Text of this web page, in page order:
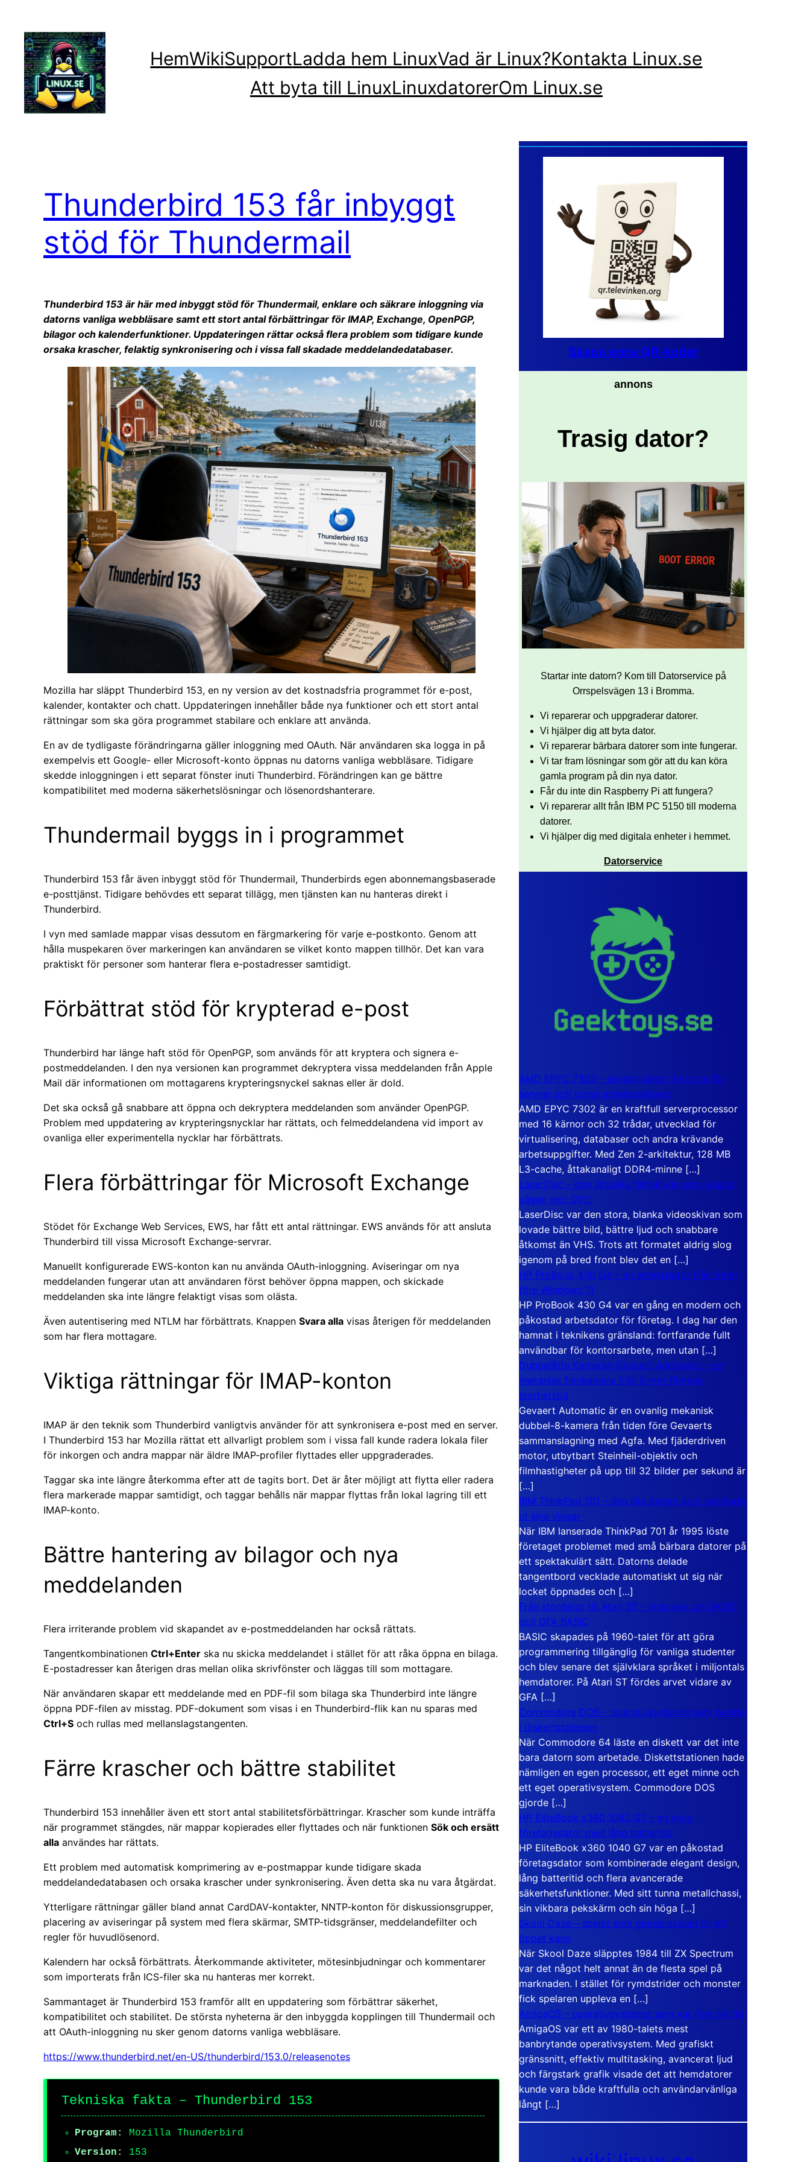
innehåll
HemWikiSupportLadda hem LinuxVad är Linux?Kontakta Linux.se
Att byta till LinuxLinuxdatorerOm Linux.se
Thunderbird 153 får inbyggt
stöd för Thundermail
Thunderbird 153 är här med inbyggt stöd för Thundermail, enklare och säkrare inloggning via
datorns vanliga webbläsare samt ett stort antal förbättringar för IMAP, Exchange, OpenPGP,
bilagor och kalenderfunktioner. Uppdateringen rättar också flera problem som tidigare kunde
orsaka krascher, felaktig synkronisering och i vissa fall skadade meddelandedatabaser.
Mozilla har släppt Thunderbird 153, en ny version av det kostnadsfria programmet för e-post,
kalender, kontakter och chatt. Uppdateringen innehåller både nya funktioner och ett stort antal
rättningar som ska göra programmet stabilare och enklare att använda.
En av de tydligaste förändringarna gäller inloggning med OAuth. När användaren ska logga in på
exempelvis ett Google- eller Microsoft-konto öppnas nu datorns vanliga webbläsare. Tidigare
skedde inloggningen i ett separat fönster inuti Thunderbird. Förändringen kan ge bättre
kompatibilitet med moderna säkerhetslösningar och lösenordshanterare.
Thundermail byggs in i programmet
Thunderbird 153 får även inbyggt stöd för Thundermail, Thunderbirds egen abonnemangsbaserade
e-posttjänst. Tidigare behövdes ett separat tillägg, men tjänsten kan nu hanteras direkt i
Thunderbird.
I vyn med samlade mappar visas dessutom en färgmarkering för varje e-postkonto. Genom att
hålla muspekaren över markeringen kan användaren se vilket konto mappen tillhör. Det kan vara
praktiskt för personer som hanterar flera e-postadresser samtidigt.
Förbättrat stöd för krypterad e-post
Thunderbird har länge haft stöd för OpenPGP, som används för att kryptera och signera e-
postmeddelanden. I den nya versionen kan programmet dekryptera vissa meddelanden från Apple
Mail där informationen om mottagarens krypteringsnyckel saknas eller är dold.
Det ska också gå snabbare att öppna och dekryptera meddelanden som använder OpenPGP.
Problem med uppdatering av krypteringsnycklar har rättats, och felmeddelandena vid import av
ovanliga eller experimentella nycklar har förbättrats.
Flera förbättringar för Microsoft Exchange
Stödet för Exchange Web Services, EWS, har fått ett antal rättningar. EWS används för att ansluta
Thunderbird till vissa Microsoft Exchange-servrar.
Manuellt konfigurerade EWS-konton kan nu använda OAuth-inloggning. Aviseringar om nya
meddelanden fungerar utan att användaren först behöver öppna mappen, och skickade
meddelanden ska inte längre felaktigt visas som olästa.
Även autentisering med NTLM har förbättrats. Knappen Svara alla visas återigen för meddelanden
som har flera mottagare.
Viktiga rättningar för IMAP-konton
IMAP är den teknik som Thunderbird vanligtvis använder för att synkronisera e-post med en server.
I Thunderbird 153 har Mozilla rättat ett allvarligt problem som i vissa fall kunde radera lokala filer
för inkorgen och andra mappar när äldre IMAP-profiler flyttades eller uppgraderades.
Taggar ska inte längre återkomma efter att de tagits bort. Det är åter möjligt att flytta eller radera
flera markerade mappar samtidigt, och taggar behålls när mappar flyttas från lokal lagring till ett
IMAP-konto.
Bättre hantering av bilagor och nya
meddelanden
Flera irriterande problem vid skapandet av e-postmeddelanden har också rättats.
Tangentkombinationen Ctrl+Enter ska nu skicka meddelandet i stället för att råka öppna en bilaga.
E-postadresser kan återigen dras mellan olika skrivfönster och läggas till som mottagare.
När användaren skapar ett meddelande med en PDF-fil som bilaga ska Thunderbird inte längre
öppna PDF-filen av misstag. PDF-dokument som visas i en Thunderbird-flik kan nu sparas med
Ctrl+S och rullas med mellanslagstangenten.
Färre krascher och bättre stabilitet
Thunderbird 153 innehåller även ett stort antal stabilitetsförbättringar. Krascher som kunde inträffa
när programmet stängdes, när mappar kopierades eller flyttades och när funktionen Sök och ersätt
alla användes har rättats.
Ett problem med automatisk komprimering av e-postmappar kunde tidigare skada
meddelandedatabasen och orsaka krascher under synkronisering. Även detta ska nu vara åtgärdat.
Ytterligare rättningar gäller bland annat CardDAV-kontakter, NNTP-konton för diskussionsgrupper,
placering av aviseringar på system med flera skärmar, SMTP-tidsgränser, meddelandefilter och
regler för huvudlösenord.
Kalendern har också förbättrats. Återkommande aktiviteter, mötesinbjudningar och kommentarer
som importerats från ICS-filer ska nu hanteras mer korrekt.
Sammantaget är Thunderbird 153 framför allt en uppdatering som förbättrar säkerhet,
kompatibilitet och stabilitet. De största nyheterna är den inbyggda kopplingen till Thundermail och
att OAuth-inloggning nu sker genom datorns vanliga webbläsare.
https://www.thunderbird.net/en-US/thunderbird/153.0/releasenotes
Tekniska fakta – Thunderbird 153
Program:
Mozilla Thunderbird
Version:
153
Skapa egna QR-koder
annons
Trasig dator?
Startar inte datorn? Kom till Datorservice på
Orrspelsvägen 13 i Bromma.
Vi reparerar och uppgraderar datorer.
Vi hjälper dig att byta dator.
Vi reparerar bärbara datorer som inte fungerar.
Vi tar fram lösningar som gör att du kan köra
gamla program på din nya dator.
Får du inte din Raspberry Pi att fungera?
Vi reparerar allt från IBM PC 5150 till moderna
datorer.
Vi hjälper dig med digitala enheter i hemmet.
Datorservice
AMD EPYC 7302 – sexton kärnor byggda för
servrar och tunga arbetsstationer
AMD EPYC 7302 är en kraftfull serverprocessor
med 16 kärnor och 32 trådar, utvecklad för
virtualisering, databaser och andra krävande
arbetsuppgifter. Med Zen 2-arkitektur, 128 MB
L3-cache, åttakanaligt DDR4-minne […]
LaserDisc – den jättelika filmskivan som visade
vägen mot DVD
LaserDisc var den stora, blanka videoskivan som
lovade bättre bild, bättre ljud och snabbare
åtkomst än VHS. Trots att formatet aldrig slog
igenom på bred front blev det en […]
HP ProBook 430 G4 – en arbetsdator från tiden
före Windows 11
HP ProBook 430 G4 var en gång en modern och
påkostad arbetsdator för företag. I dag har den
hamnat i teknikens gränsland: fortfarande fullt
användbar för kontorsarbete, men utan […]
Dubbelåtta Kameran Gevaert Automatic – en
mekanisk filmkamera från 8 mm-filmens
storhetstid
Gevaert Automatic är en ovanlig mekanisk
dubbel-8-kamera från tiden före Gevaerts
sammanslagning med Agfa. Med fjäderdriven
motor, utbytbart Steinheil-objektiv och
filmhastigheter på upp till 32 bilder per sekund är
[…]
IBM ThinkPad 701 – den lilla datorn som vecklade
ut sina vingar
När IBM lanserade ThinkPad 701 år 1995 löste
företaget problemet med små bärbara datorer på
ett spektakulärt sätt. Datorns delade
tangentbord vecklade automatiskt ut sig när
locket öppnades och […]
Från stordator till Atari ST – historien om BASIC
och GFA BASIC
BASIC skapades på 1960-talet för att göra
programmering tillgänglig för vanliga studenter
och blev senare det självklara språket i miljontals
hemdatorer. På Atari ST fördes arvet vidare av
GFA […]
Commodore DOS – operativsystemet som bodde
i diskettstationen
När Commodore 64 läste en diskett var det inte
bara datorn som arbetade. Diskettstationen hade
nämligen en egen processor, ett eget minne och
ett eget operativsystem. Commodore DOS
gjorde […]
HP EliteBook x360 1040 G7 – en lyxig
företagsdator med lång batteritid
HP EliteBook x360 1040 G7 var en påkostad
företagsdator som kombinerade elegant design,
lång batteritid och flera avancerade
säkerhetsfunktioner. Med sitt tunna metallchassi,
sin vikbara pekskärm och sin höga […]
Skool Daze – spelet som gjorde skolan till ett
öppet kaos
När Skool Daze släpptes 1984 till ZX Spectrum
var det något helt annat än de flesta spel på
marknaden. I stället för rymdstrider och monster
fick spelaren uppleva en […]
AmigaOS – operativsystemet som var före sin tid
AmigaOS var ett av 1980-talets mest
banbrytande operativsystem. Med grafiskt
gränssnitt, effektiv multitasking, avancerat ljud
och färgstark grafik visade det att hemdatorer
kunde vara både kraftfulla och användarvänliga
långt […]